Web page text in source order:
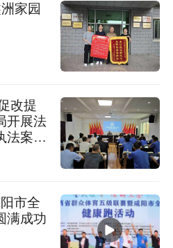
家园
改提
开展法
法案卷
满成功